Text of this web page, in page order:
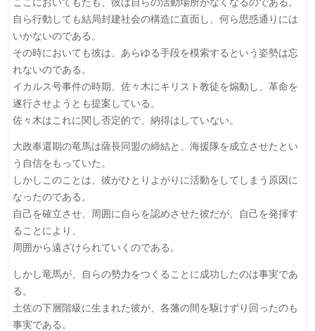
自ら行動しても結局封建社会の構造に直面し、何ら思惑通りには
いかないのである。
その時においても彼は、あらゆる手段を模索するという姿勢は忘
れないのである。
イカルス号事件の時期、佐々木にキリスト教徒を煽動し、革命を
遂行させようとも提案している。
佐々木はこれに関し否定的で、納得はしていない。
大政奉還期の竜馬は薩長同盟の締結と、海援隊を成立させたとい
う自信をもっていた。
しかしこのことは、彼がひとりよがりに活動をしてしまう原因に
なったのである。
自己を確立させ、周囲に自らを認めさせた彼だが、自己を発揮す
ることにより、
周囲から遠ざけられていくのである。
しかし竜馬が、自らの勢力をつくることに成功したのは事実であ
る。
土佐の下層階級に生まれた彼が、各藩の間を駆けずり回ったのも
事実である。